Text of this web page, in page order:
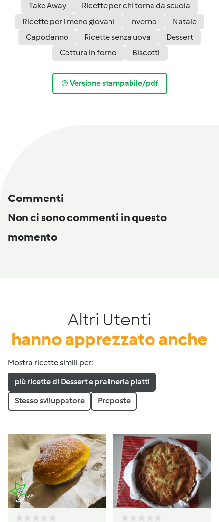
Take Away
Ricette per chi torna da scuola
Ricette per i meno giovani
Inverno
Natale
Capodanno
Ricette senza uova
Dessert
Cottura in forno
Biscotti
Versione stampabile/pdf
Commenti
Non ci sono commenti in questo
momento
Altri Utenti
hanno apprezzato anche
Mostra ricette simili per:
più ricette di Dessert e pralineria piatti
Stesso sviluppatore Proposte